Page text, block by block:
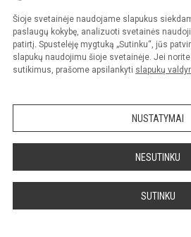
Šioje svetainėje naudojame slapukus
paslaugų kokybę, analizuoti svetainės
patirtį. Spustelėję mygtuką „Sutinku“, jūs
slapukų naudojimu šioje svetainėje. Jei
sutikimus, prašome apsilankyti slapukų
NUSTATYMAI
NESUTINKU
SUTINKU
© 2022. Rietavo Lauryno Ivinskio
Kopijuoti turinį be raštiško gimnazijos
Prieinamumo paraiška
Sumanus būdas atnaujinti